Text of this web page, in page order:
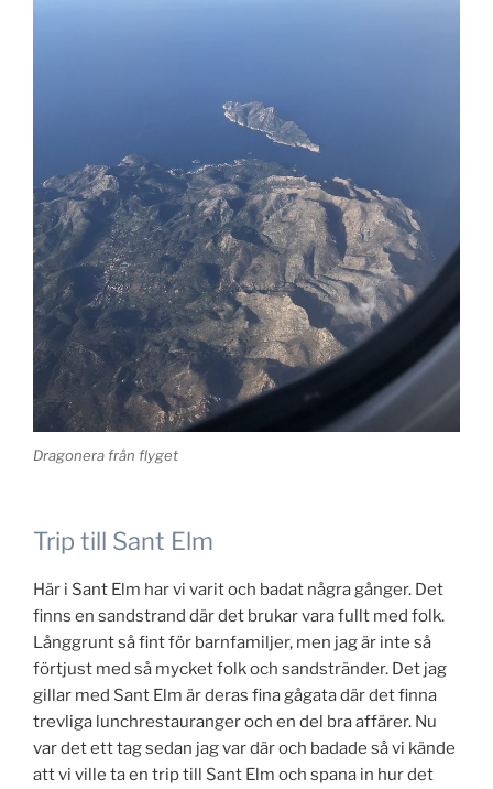
Dragonera från flyget
Trip till Sant Elm
Här i Sant Elm har vi varit och badat några gånger. Det
finns en sandstrand där det brukar vara fullt med folk.
Långgrunt så fint för barnfamiljer, men jag är inte så
förtjust med så mycket folk och sandstränder. Det jag
gillar med Sant Elm är deras fina gågata där det finna
trevliga lunchrestauranger och en del bra affärer. Nu
var det ett tag sedan jag var där och badade så vi kände
att vi ville ta en trip till Sant Elm och spana in hur det